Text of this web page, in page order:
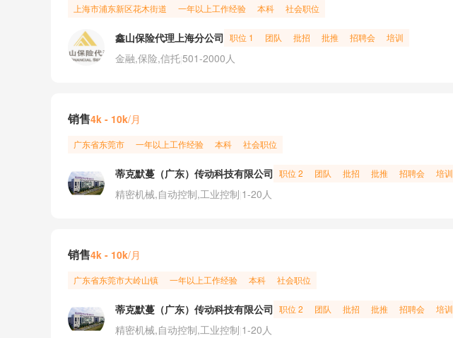
上海市浦东新区花木街道 一年以上工作经验 本科 社会职位
鑫山保险代理上海分公司 职位 1 团队 批招 批推 招聘会 培训
金融,保险,信托501-2000人
销售4k - 10k/月
广东省东莞市 一年以上工作经验 本科 社会职位
蒂克默蔓（广东）传动科技有限公司 职位 2 团队 批招 批推 招聘会 培训
精密机械,自动控制,工业控制 1-20人
销售4k - 10k/月
广东省东莞市大岭山镇 一年以上工作经验 本科 社会职位
蒂克默蔓（广东）传动科技有限公司 职位 2 团队 批招 批推 招聘会 培训
精密机械,自动控制,工业控制 1-20人